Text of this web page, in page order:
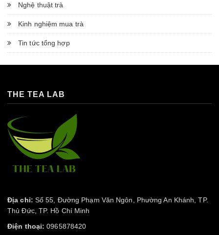
Nghệ thuật trà
Kinh nghiệm mua trà
Tin tức tổng hợp
THE TEA LAB
Địa chỉ: Số 55, Đường Phạm Văn Ngôn, Phường An Khánh, TP.
Thủ Đức, TP. Hồ Chí Minh
Điện thoại: 0965878420